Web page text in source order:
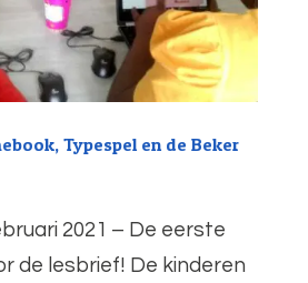
Typespel en de Beker
2021 – De eerste
de lesbrief! De kinderen